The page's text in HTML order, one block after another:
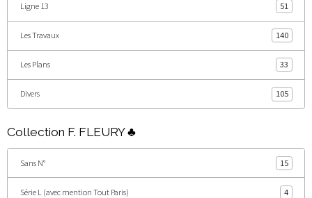
Ligne 13 51
Les Travaux 140
Les Plans 33
Divers 105
Collection F. FLEURY ♣
Sans N° 15
Série L (avec mention Tout Paris) 4